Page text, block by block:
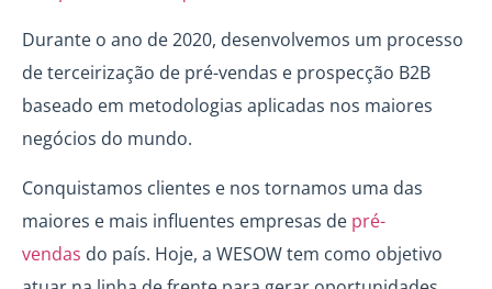
Durante o ano de 2020, desenvolvemos um processo
de terceirização de pré-vendas e prospecção B2B
baseado em metodologias aplicadas nos maiores
negócios do mundo.
Conquistamos clientes e nos tornamos uma das
maiores e mais influentes empresas de pré-
vendas do país. Hoje, a WESOW tem como objetivo